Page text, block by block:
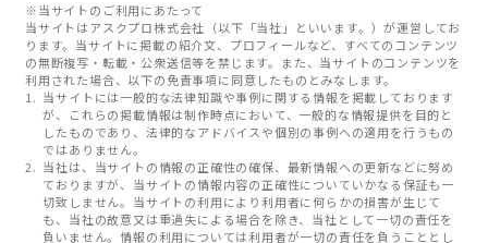
※当サイトのご利用にあたって
当サイトはアスクプロ株式会社（以下「当社」といいます。）が運営してお
ります。当サイトに掲載の紹介文、プロフィールなど、すべてのコンテンツ
の無断複写・転載・公衆送信等を禁じます。また、当サイトのコンテンツを
利用された場合、以下の免責事項に同意したものとみなします。
当サイトには一般的な法律知識や事例に関する情報を掲載しております
が、これらの掲載情報は制作時点において、一般的な情報提供を目的と
したものであり、法律的なアドバイスや個別の事例への適用を行うもの
ではありません。
当社は、当サイトの情報の正確性の確保、最新情報への更新などに努め
ておりますが、当サイトの情報内容の正確性についていかなる保証も一
切致しません。当サイトの利用により利用者に何らかの損害が生じて
も、当社の故意又は重過失による場合を除き、当社として一切の責任を
負いません。情報の利用については利用者が一切の責任を負うこととし